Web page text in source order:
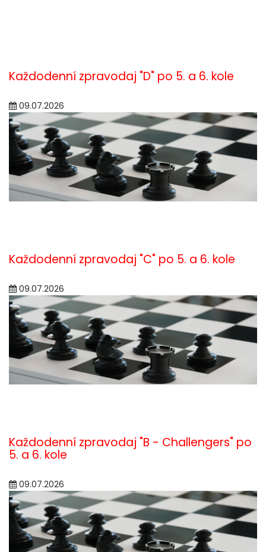
Každodenní zpravodaj "D" po 5. a 6. kole
09.07.2026
Každodenní zpravodaj "C" po 5. a 6. kole
09.07.2026
Každodenní zpravodaj "B - Challengers" po
5. a 6. kole
09.07.2026